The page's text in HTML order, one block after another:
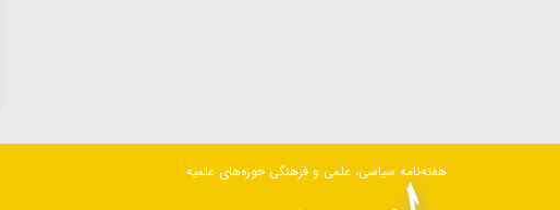
هفته‌نامه سیاسی، علمی و فرهنگی حوزه‌های علمیه